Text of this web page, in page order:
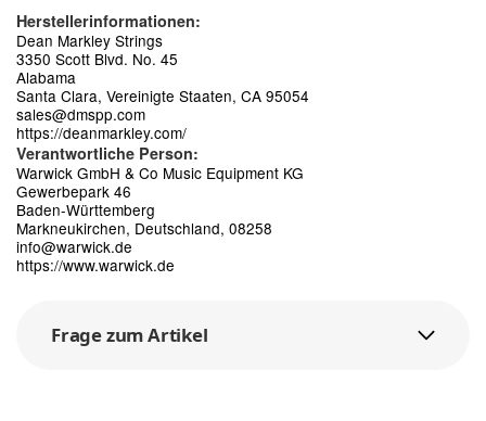
Herstellerinformationen:
Dean Markley Strings
3350 Scott Blvd. No. 45
Alabama
Santa Clara, Vereinigte Staaten, CA 95054
sales@dmspp.com
https://deanmarkley.com/
Verantwortliche Person:
Warwick GmbH & Co Music Equipment KG
Gewerbepark 46
Baden-Württemberg
Markneukirchen, Deutschland, 08258
info@warwick.de
https://www.warwick.de
Frage zum Artikel